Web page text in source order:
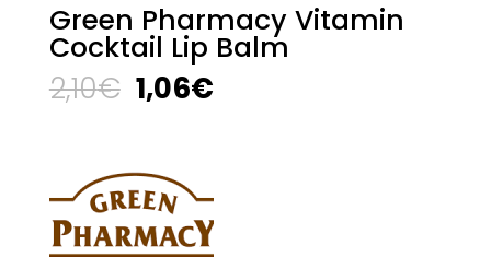
Green Pharmacy Vitamin
Cocktail Lip Balm
2,10€ El
precio
era:
2,10€.
1,06€El
1,06€.